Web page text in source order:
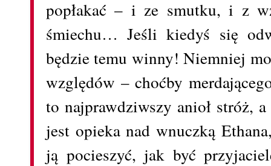
popłakać – i ze smutku, i z
śmiechu… Jeśli kiedyś się
będzie temu winny! Niemniej
względów – choćby
to najprawdziwszy anioł stróż,
jest opieka nad wnuczką
ją pocieszyć, jak być